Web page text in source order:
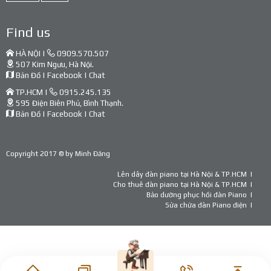
Find us
HÀ NỘI |
0909.570.507
507 Kim Ngưu, Hà Nội.
Bản Đồ | Facebook | Chat
TP.HCM |
0915.245.135
595 Điện Biên Phủ, Bình Thạnh.
Bản Đồ | Facebook | Chat
Copyright 2017 © by Minh Đăng
Lên dây đàn piano tại Hà Nội & TP.HCM
Cho thuê đàn piano tại Hà Nội & TP.HCM
Bảo dưỡng phục hồi đàn Piano
Sửa chữa đàn Piano điện